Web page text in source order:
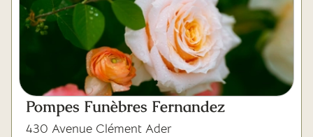
Pompes Funèbres Fernandez
430 Avenue Clément Ader